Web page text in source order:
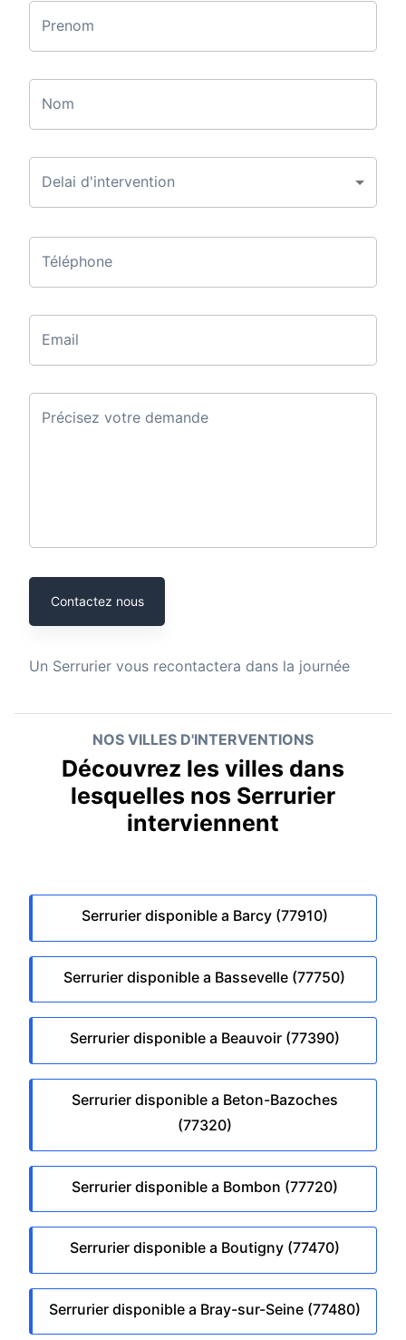
Prenom
Nom
Delai d'intervention
Téléphone
Email
Précisez votre demande
Contactez nous
Un Serrurier vous recontactera dans la journée
NOS VILLES D'INTERVENTIONS
Découvrez les villes dans
lesquelles nos Serrurier
interviennent
Serrurier disponible a Barcy (77910)
Serrurier disponible a Bassevelle (77750)
Serrurier disponible a Beauvoir (77390)
Serrurier disponible a Beton-Bazoches
(77320)
Serrurier disponible a Bombon (77720)
Serrurier disponible a Boutigny (77470)
Serrurier disponible a Bray-sur-Seine (77480)